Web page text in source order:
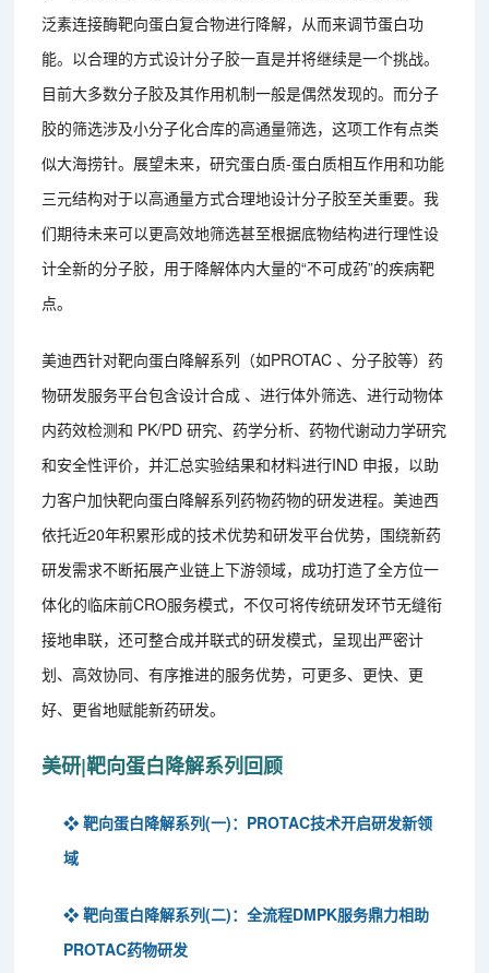
泛素连接酶靶向蛋白复合物进行降解，从而来调节蛋白功
能。以合理的方式设计分子胶一直是并将继续是一个挑战。
目前大多数分子胶及其作用机制一般是偶然发现的。而分子
胶的筛选涉及小分子化合库的高通量筛选，这项工作有点类
似大海捞针。展望未来，研究蛋白质-蛋白质相互作用和功能
三元结构对于以高通量方式合理地设计分子胶至关重要。我
们期待未来可以更高效地筛选甚至根据底物结构进行理性设
计全新的分子胶，用于降解体内大量的“不可成药”的疾病靶
点。
美迪西针对靶向蛋白降解系列（如PROTAC 、分子胶等）药
物研发服务平台包含设计合成 、进行体外筛选、进行动物体
内药效检测和 PK/PD 研究、药学分析、药物代谢动力学研究
和安全性评价，并汇总实验结果和材料进行IND 申报，以助
力客户加快靶向蛋白降解系列药物药物的研发进程。美迪西
依托近20年积累形成的技术优势和研发平台优势，围绕新药
研发需求不断拓展产业链上下游领域，成功打造了全方位一
体化的临床前CRO服务模式，不仅可将传统研发环节无缝衔
接地串联，还可整合成并联式的研发模式，呈现出严密计
划、高效协同、有序推进的服务优势，可更多、更快、更
好、更省地赋能新药研发。
美研|靶向蛋白降解系列回顾
❖ 靶向蛋白降解系列(一)：PROTAC技术开启研发新领
域
❖ 靶向蛋白降解系列(二)：全流程DMPK服务鼎力相助
PROTAC药物研发